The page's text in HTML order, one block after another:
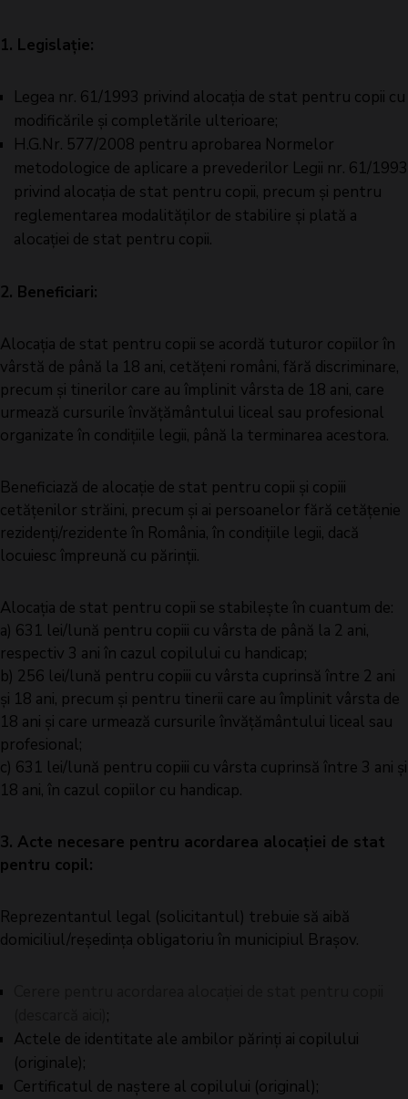
1. Legislație:
Legea nr. 61/1993 privind alocaţia de stat pentru copii cu
modificările și completările ulterioare;
H.G.Nr. 577/2008 pentru aprobarea Normelor
metodologice de aplicare a prevederilor Legii nr. 61/1993
privind alocația de stat pentru copii, precum și pentru
reglementarea modalităților de stabilire și plată a
alocației de stat pentru copii.
2. Beneficiari:
Alocația de stat pentru copii se acordă tuturor copiilor în
vârstă de până la 18 ani, cetăţeni români, fără discriminare,
precum şi tinerilor care au împlinit vârsta de 18 ani, care
urmează cursurile învăţământului liceal sau profesional
organizate în condiţiile legii, până la terminarea acestora.
Beneficiază de alocaţie de stat pentru copii şi copiii
cetăţenilor străini, precum şi ai persoanelor fără cetăţenie
rezidenţi/rezidente în România, în condiţiile legii, dacă
locuiesc împreună cu părinţii.
Alocaţia de stat pentru copii se stabileşte în cuantum de:
a) 631 lei/lună pentru copiii cu vârsta de până la 2 ani,
respectiv 3 ani în cazul copilului cu handicap;
b) 256 lei/lună pentru copiii cu vârsta cuprinsă între 2 ani
şi 18 ani, precum şi pentru tinerii care au împlinit vârsta de
18 ani şi care urmează cursurile învăţământului liceal sau
profesional;
c) 631 lei/lună pentru copiii cu vârsta cuprinsă între 3 ani şi
18 ani, în cazul copiilor cu handicap.
3. Acte necesare pentru acordarea alocației de stat
pentru copil:
Reprezentantul legal (solicitantul) trebuie să aibă
domiciliul/reşedinţa obligatoriu în municipiul Braşov.
;
Actele de identitate ale ambilor părinţi ai copilului
(originale);
Certificatul de naștere al copilului (original);